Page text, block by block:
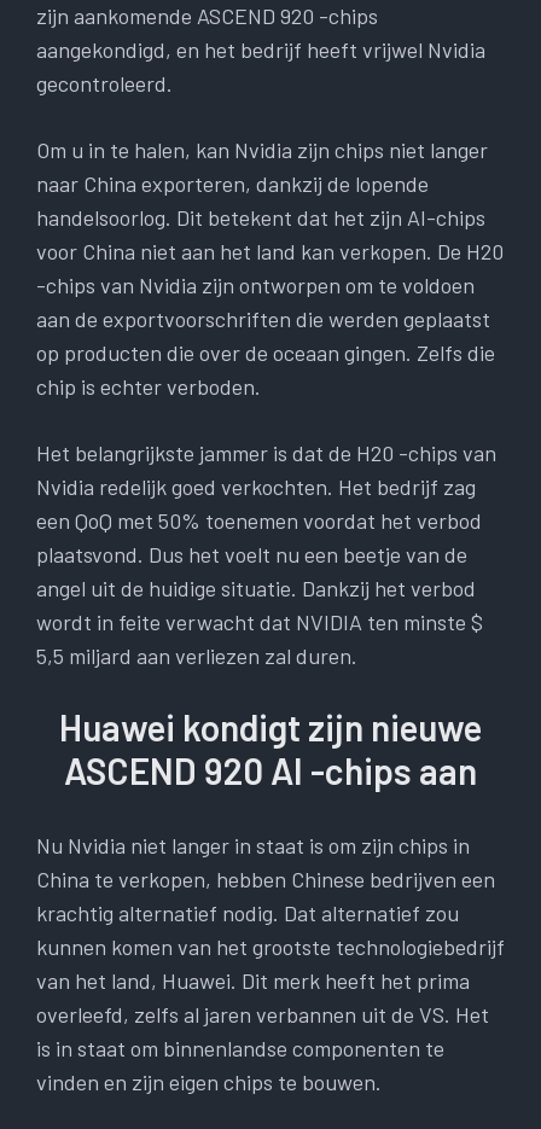
zijn aankomende ASCEND 920 -chips
aangekondigd, en het bedrijf heeft vrijwel Nvidia
gecontroleerd.
Om u in te halen, kan Nvidia zijn chips niet langer
naar China exporteren, dankzij de lopende
handelsoorlog. Dit betekent dat het zijn AI-chips
voor China niet aan het land kan verkopen. De H20
-chips van Nvidia zijn ontworpen om te voldoen
aan de exportvoorschriften die werden geplaatst
op producten die over de oceaan gingen. Zelfs die
chip is echter verboden.
Het belangrijkste jammer is dat de H20 -chips van
Nvidia redelijk goed verkochten. Het bedrijf zag
een QoQ met 50% toenemen voordat het verbod
plaatsvond. Dus het voelt nu een beetje van de
angel uit de huidige situatie. Dankzij het verbod
wordt in feite verwacht dat NVIDIA ten minste $
5,5 miljard aan verliezen zal duren.
Huawei kondigt zijn nieuwe
ASCEND 920 AI -chips aan
Nu Nvidia niet langer in staat is om zijn chips in
China te verkopen, hebben Chinese bedrijven een
krachtig alternatief nodig. Dat alternatief zou
kunnen komen van het grootste technologiebedrijf
van het land, Huawei. Dit merk heeft het prima
overleefd, zelfs al jaren verbannen uit de VS. Het
is in staat om binnenlandse componenten te
vinden en zijn eigen chips te bouwen.